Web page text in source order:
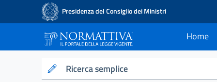
Presidenza del Consiglio dei Ministri
Normattiva - Il
Home
current
Ricerca semplice